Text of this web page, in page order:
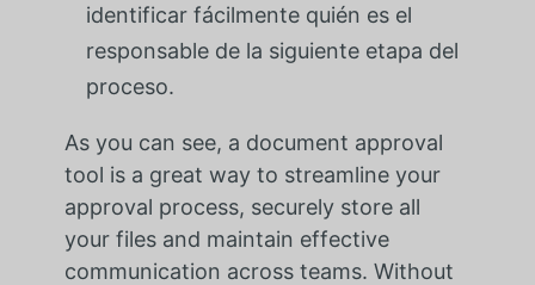
identificar fácilmente quién es el
responsable de la siguiente etapa del
proceso.
As you can see, a document approval
tool is a great way to streamline your
approval process, securely store all
your files and maintain effective
communication across teams. Without